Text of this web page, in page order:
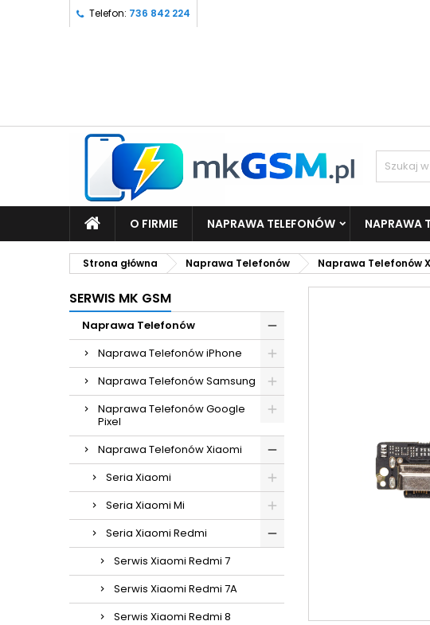
Telefon: 736 842 224
O FIRMIE NAPRAWA TELEFONÓW NAPRAWA
Strona główna Naprawa Telefonów Naprawa Telefonów
SERWIS MK GSM
Naprawa Telefonów
Naprawa Telefonów iPhone
Naprawa Telefonów Samsung
Naprawa Telefonów Google
Pixel
Naprawa Telefonów Xiaomi
Seria Xiaomi
Seria Xiaomi Mi
Seria Xiaomi Redmi
Serwis Xiaomi Redmi 7
Serwis Xiaomi Redmi 7A
Serwis Xiaomi Redmi 8